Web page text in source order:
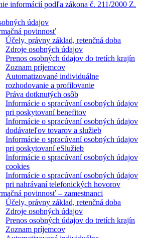
informácií podľa zákona č. 211/2000 Z.
údajov
povinnosť
Účely, právny základ, retenčná doba
Zdroje osobných údajov
Prenos osobných údajov do tretích krajín
Zoznam príjemcov
Automatizované individuálne
rozhodovanie a profilovanie
Práva dotknutých osôb
Informácie o spracúvaní osobných údajov
pri poskytovaní benefitov
Informácie o spracúvaní osobných údajov
dodávateľov tovarov a služieb
Informácie o spracúvaní osobných údajov
pri poskytovaní eSlužieb
Informácie o spracúvaní osobných údajov
cookies
Informácie o spracúvaní osobných údajov
pri nahrávaní telefonických hovorov
povinnosť – zamestnanci
Účely, právny základ, retenčná doba
Zdroje osobných údajov
Prenos osobných údajov do tretích krajín
Zoznam príjemcov